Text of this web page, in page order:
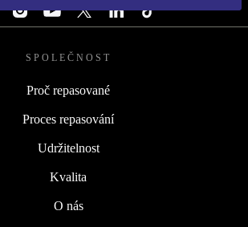
SPOLEČNOST
Proč repasované
Proces repasování
Udržitelnost
Kvalita
O nás